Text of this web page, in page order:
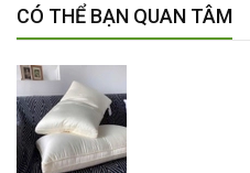
CÓ THỂ BẠN QUAN TÂM